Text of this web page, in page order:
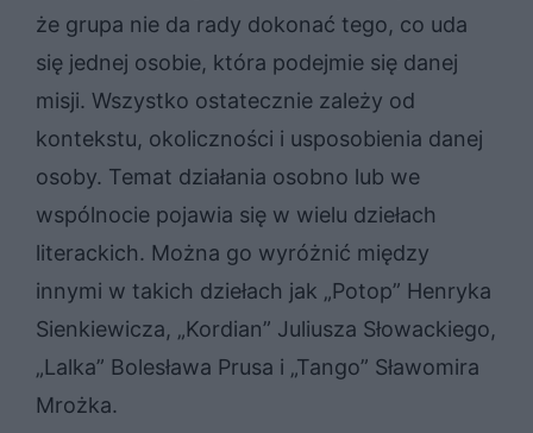
że grupa nie da rady dokonać tego, co uda
się jednej osobie, która podejmie się danej
misji. Wszystko ostatecznie zależy od
kontekstu, okoliczności i usposobienia danej
osoby. Temat działania osobno lub we
wspólnocie pojawia się w wielu dziełach
literackich. Można go wyróżnić między
innymi w takich dziełach jak „Potop” Henryka
Sienkiewicza, „Kordian” Juliusza Słowackiego,
„Lalka” Bolesława Prusa i „Tango” Sławomira
Mrożka.